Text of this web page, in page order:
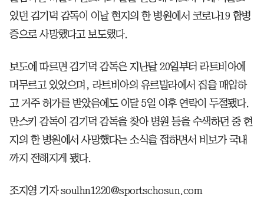
있던 김기덕 감독이 이날 현지의 한 병원에서 코로나19 합병
증으로 사망했다고 보도했다.
보도에 따르면 김기덕 감독은 지난달 20일부터 라트비아에
머무르고 있었으며, 라트비아의 유르말라에서 집을 매입하
고 거주 허가를 받았음에도 이달 5일 이후 연락이 두절됐다.
만스키 감독이 김기덕 감독을 찾아 병원 등을 수색하던 중 현
지의 한 병원에서 사망했다는 소식을 접하면서 비보가 국내
까지 전해지게 됐다.
조지영 기자 soulhn1220@sportschosun.com